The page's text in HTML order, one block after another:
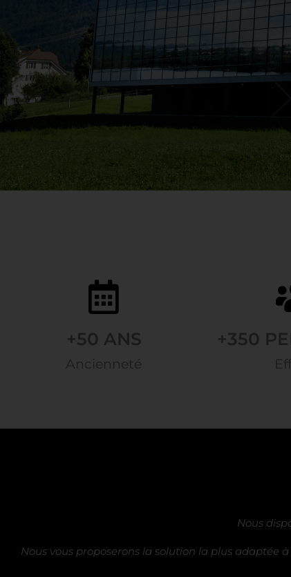
Ancienneté
+50 ANS +350
Nous
Nous vous proposerons la solution la plus adaptée